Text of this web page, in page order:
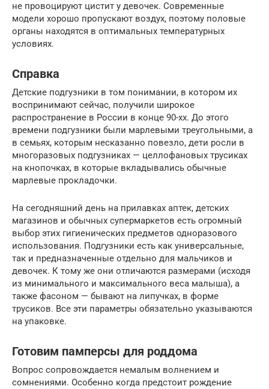
не провоцируют цистит у девочек. Современные
модели хорошо пропускают воздух, поэтому половые
органы находятся в оптимальных температурных
условиях.
Справка
Детские подгузники в том понимании, в котором их
воспринимают сейчас, получили широкое
распространение в России в конце 90-хх. До этого
времени подгузники были марлевыми треугольными, а
в семьях, которым несказанно повезло, дети росли в
многоразовых подгузниках — целлофановых трусиках
на кнопочках, в которые вкладывались обычные
марлевые прокладочки.
На сегодняшний день на прилавках аптек, детских
магазинов и обычных супермаркетов есть огромный
выбор этих гигиенических предметов одноразового
использования. Подгузники есть как универсальные,
так и предназначенные отдельно для мальчиков и
девочек. К тому же они отличаются размерами (исходя
из минимального и максимального веса малыша), а
также фасоном — бывают на липучках, в форме
трусиков. Все эти параметры обязательно указываются
на упаковке.
Готовим памперсы для роддома
Вопрос сопровождается немалым волнением и
сомнениями. Особенно когда предстоит рождение